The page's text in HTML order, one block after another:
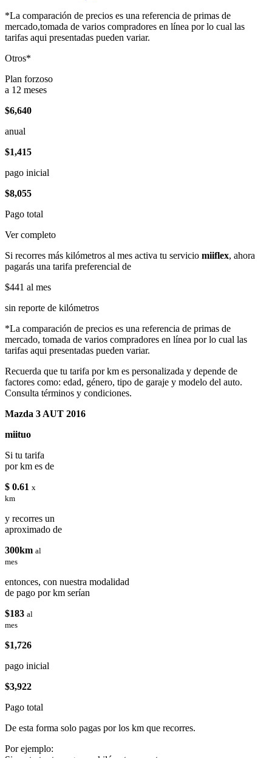
*La comparación de precios es una referencia de primas de
mercado,tomada de varios compradores en línea por lo cual las
tarifas aqui presentadas pueden variar.
Otros*
Plan forzoso
a 12 meses
$6,640
anual
$1,415
pago inicial
$8,055
Pago total
Ver completo
Si recorres más kilómetros al mes activa tu servicio miiflex, ahora
pagarás una tarifa preferencial de
$441 al mes
sin reporte de kilómetros
*La comparación de precios es una referencia de primas de
mercado, tomada de varios compradores en línea por lo cual las
tarifas aqui presentadas pueden variar.
Recuerda que tu tarifa por km es personalizada y depende de
factores como: edad, género, tipo de garaje y modelo del auto.
Consulta términos y condiciones.
Mazda 3 AUT 2016
miituo
Si tu tarifa
por km es de
$ 0.61 x
km
y recorres un
aproximado de
300km al
mes
entonces, con nuestra modalidad
de pago por km serían
$183 al
mes
$1,726
pago inicial
$3,922
Pago total
De esta forma solo pagas por los km que recorres.
Por ejemplo: